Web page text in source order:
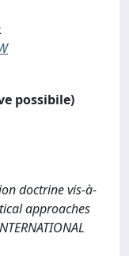
possibile)
doctrine vis-à-
approaches